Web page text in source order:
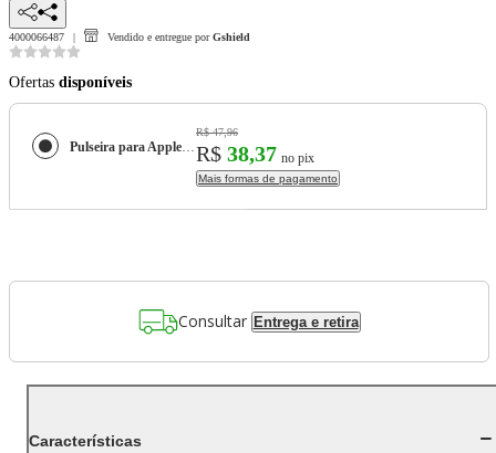
4000066487 Vendido e entregue por Gshield
Ofertas disponíveis
Pulseira para Apple Watch 38 / 40 / 41MM Ballistic - Branco - Gshield
R$ 47,96
R$ 38,37 no pix
Mais formas de pagamento
Consultar Entrega e retira
Características